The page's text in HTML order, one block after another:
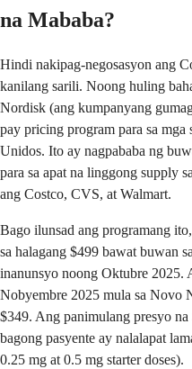
na Mababa?
Hindi nakipag-negosasyon ang
kanilang sarili. Noong huling
Nordisk (ang kumpanyang
pay pricing program para sa mga
Unidos. Ito ay nagpababa ng
para sa apat na linggong supply
ang Costco, CVS, at Walmart.
Bago ilunsad ang programang
sa halagang $499 bawat buwan
inanunsyo noong Oktubre 2025.
Nobyembre 2025 mula sa Novo
$349. Ang panimulang presyo
bagong pasyente ay nalalapat
0.25 mg at 0.5 mg starter doses).